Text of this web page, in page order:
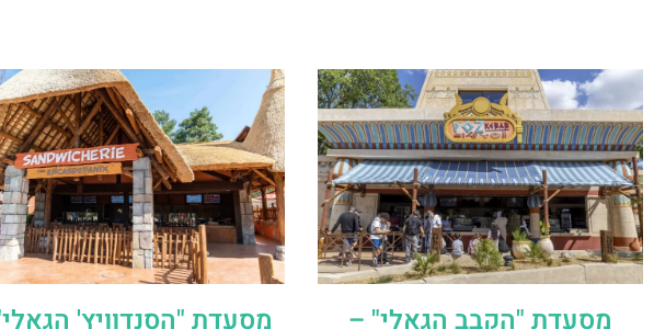
מסעדת "הקבב הגאלי" –
מסעדת "הסנדוויץ'